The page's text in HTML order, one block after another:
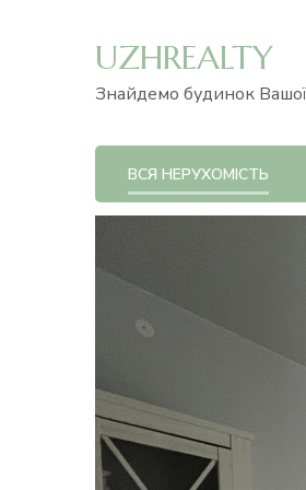
UZHREALTY
Знайдемо будинок Вашої
ВСЯ НЕРУХОМІСТЬ